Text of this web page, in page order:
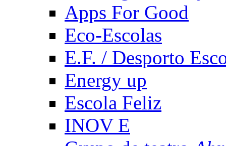
Apps For Good
Eco-Escolas
E.F. / Desporto
Energy up
Escola Feliz
INOV E